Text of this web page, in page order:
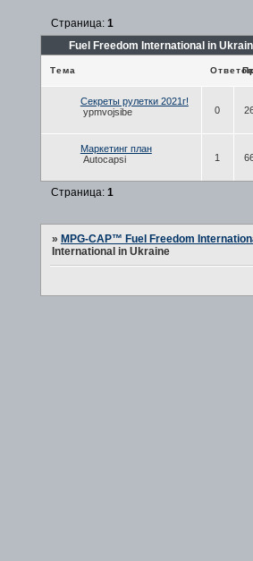
Fuel Freedom International in
Страница: 1
Тема Ответов
Секреты рулетки 2021г!
ypmvojsibe
0
Маркетинг план
Autocapsi
1
Страница: 1
» MPG-CAP™ Fuel Freedom
International in Ukraine